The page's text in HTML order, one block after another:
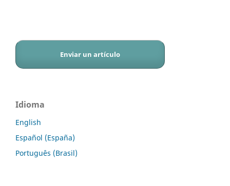
Enviar un artículo
Idioma
English
Español (España)
Português (Brasil)